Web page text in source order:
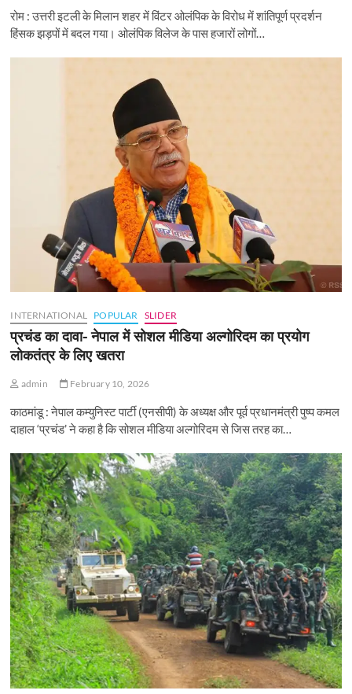
रोम : उत्तरी इटली के मिलान शहर में विंटर ओलंपिक के विरोध में शांतिपूर्ण प्रदर्शन
हिंसक झड़पों में बदल गया। ओलंपिक विलेज के पास हजारों लोगों…
INTERNATIONAL POPULAR SLIDER
प्रचंड का दावा- नेपाल में सोशल मीडिया अल्गोरिदम का प्रयोग
लोकतंत्र के लिए खतरा
admin February 10, 2026
काठमांडू : नेपाल कम्युनिस्ट पार्टी (एनसीपी) के अध्यक्ष और पूर्व प्रधानमंत्री पुष्प कमल
दाहाल ‘प्रचंड’ ने कहा है कि सोशल मीडिया अल्गोरिदम से जिस तरह का…